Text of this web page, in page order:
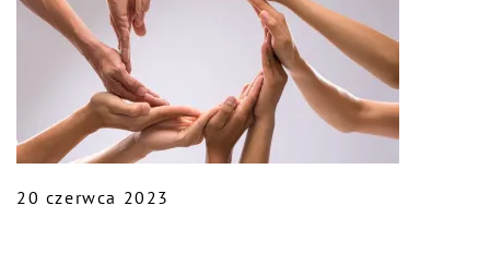
20 czerwca 2023